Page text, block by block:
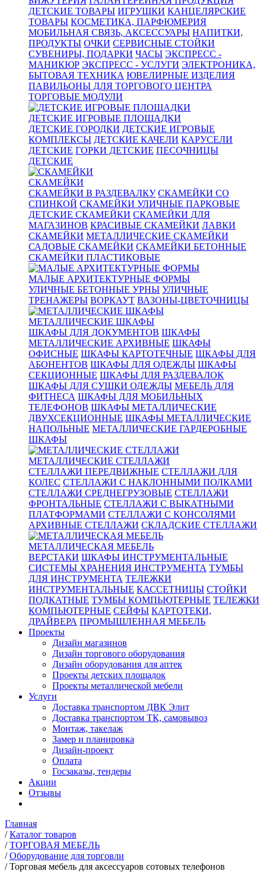
ДЕТСКИЕ ТОВАРЫ ИГРУШКИ КАНЦЕЛЯРСКИЕ
ТОВАРЫ КОСМЕТИКА, ПАРФЮМЕРИЯ
МОБИЛЬНАЯ СВЯЗЬ, АКСЕССУАРЫ НАПИТКИ,
ПРОДУКТЫ ОЧКИ СЕРВИСНЫЕ СТОЙКИ
СУВЕНИРЫ, ПОДАРКИ ЧАСЫ ЭКСПРЕСС -
МАНИКЮР ЭКСПРЕСС - УСЛУГИ ЭЛЕКТРОНИКА,
БЫТОВАЯ ТЕХНИКА ЮВЕЛИРНЫЕ ИЗДЕЛИЯ
ПАВИЛЬОНЫ ДЛЯ ТОРГОВОГО ЦЕНТРА
ТОРГОВЫЕ МОДУЛИ
ДЕТСКИЕ ИГРОВЫЕ ПЛОЩАДКИ
ДЕТСКИЕ ГОРОДКИ ДЕТСКИЕ ИГРОВЫЕ
КОМПЛЕКСЫ ДЕТСКИЕ КАЧЕЛИ КАРУСЕЛИ
ДЕТСКИЕ ГОРКИ ДЕТСКИЕ ПЕСОЧНИЦЫ
ДЕТСКИЕ
СКАМЕЙКИ
СКАМЕЙКИ В РАЗДЕВАЛКУ СКАМЕЙКИ СО
СПИНКОЙ СКАМЕЙКИ УЛИЧНЫЕ ПАРКОВЫЕ
ДЕТСКИЕ СКАМЕЙКИ СКАМЕЙКИ ДЛЯ
МАГАЗИНОВ КРАСИВЫЕ СКАМЕЙКИ ЛАВКИ
СКАМЕЙКИ МЕТАЛЛИЧЕСКИЕ СКАМЕЙКИ
САДОВЫЕ СКАМЕЙКИ СКАМЕЙКИ БЕТОННЫЕ
СКАМЕЙКИ ПЛАСТИКОВЫЕ
МАЛЫЕ АРХИТЕКТУРНЫЕ ФОРМЫ
УЛИЧНЫЕ БЕТОННЫЕ УРНЫ УЛИЧНЫЕ
ТРЕНАЖЕРЫ ВОРКАУТ ВАЗОНЫ-ЦВЕТОЧНИЦЫ
МЕТАЛЛИЧЕСКИЕ ШКАФЫ
ШКАФЫ ДЛЯ ДОКУМЕНТОВ ШКАФЫ
МЕТАЛЛИЧЕСКИЕ АРХИВНЫЕ ШКАФЫ
ОФИСНЫЕ ШКАФЫ КАРТОТЕЧНЫЕ ШКАФЫ ДЛЯ
АБОНЕНТОВ ШКАФЫ ДЛЯ ОДЕЖДЫ ШКАФЫ
СЕКЦИОННЫЕ ШКАФЫ ДЛЯ РАЗДЕВАЛОК
ШКАФЫ ДЛЯ СУШКИ ОДЕЖДЫ МЕБЕЛЬ ДЛЯ
ФИТНЕСА ШКАФЫ ДЛЯ МОБИЛЬНЫХ
ТЕЛЕФОНОВ ШКАФЫ МЕТАЛЛИЧЕСКИЕ
ДВУХСЕКЦИОННЫЕ ШКАФЫ МЕТАЛЛИЧЕСКИЕ
НАПОЛЬНЫЕ МЕТАЛЛИЧЕСКИЕ ГАРДЕРОБНЫЕ
ШКАФЫ
МЕТАЛЛИЧЕСКИЕ СТЕЛЛАЖИ
СТЕЛЛАЖИ ПЕРЕДВИЖНЫЕ СТЕЛЛАЖИ ДЛЯ
КОЛЕС СТЕЛЛАЖИ С НАКЛОННЫМИ ПОЛКАМИ
СТЕЛЛАЖИ СРЕДНЕГРУЗОВЫЕ СТЕЛЛАЖИ
ФРОНТАЛЬНЫЕ СТЕЛЛАЖИ С ВЫКАТНЫМИ
ПЛАТФОРМАМИ СТЕЛЛАЖИ С КОНСОЛЯМИ
АРХИВНЫЕ СТЕЛЛАЖИ СКЛАДСКИЕ СТЕЛЛАЖИ
МЕТАЛЛИЧЕСКАЯ МЕБЕЛЬ
ВЕРСТАКИ ШКАФЫ ИНСТРУМЕНТАЛЬНЫЕ
СИСТЕМЫ ХРАНЕНИЯ ИНСТРУМЕНТА ТУМБЫ
ДЛЯ ИНСТРУМЕНТА ТЕЛЕЖКИ
ИНСТРУМЕНТАЛЬНЫЕ КАССЕТНИЦЫ СТОЙКИ
ПОДКАТНЫЕ ТУМБЫ КОМПЬЮТЕРНЫЕ ТЕЛЕЖКИ
КОМПЬЮТЕРНЫЕ СЕЙФЫ КАРТОТЕКИ,
ДРАЙВЕРА ПРОМЫШЛЕННАЯ МЕБЕЛЬ
Проекты
Дизайн магазинов
Дизайн торгового оборудования
Дизайн оборудования для аптек
Проекты детских площадок
Проекты металлической мебели
Услуги
Доставка транспортом ДВК Элит
Доставка транспортом ТК, самовывоз
Монтаж, такелаж
Замер и планировка
Дизайн-проект
Оплата
Госзаказы, тендеры
Акции
Отзывы
Главная
/ Каталог товаров
/ ТОРГОВАЯ МЕБЕЛЬ
/ Оборудование для торговли
/ Торговая мебель для аксессуаров сотовых телефонов